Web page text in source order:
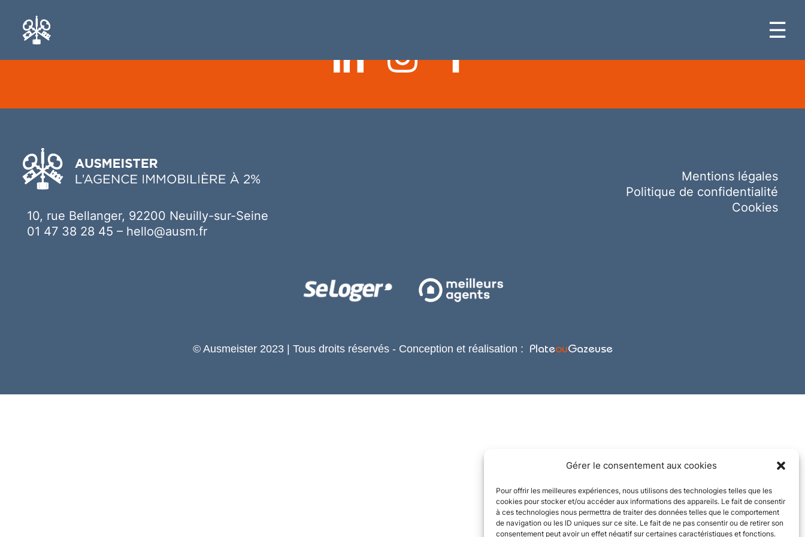
Gérer le consentement aux cookies
Pour offrir les meilleures expériences, nous utilisons des technologies telles que les
cookies pour stocker et/ou accéder aux informations des appareils. Le fait de consentir
à ces technologies nous permettra de traiter des données telles que le comportement
de navigation ou les ID uniques sur ce site. Le fait de ne pas consentir ou de retirer son
consentement peut avoir un effet négatif sur certaines caractéristiques et fonctions.
☰
10, rue Bellanger, 92200 Neuilly-sur-Seine
01 47 38 28 45 – hello@ausm.fr
Mentions légales
Politique de confidentialité
Cookies
© Ausmeister 2023 | Tous droits réservés - Conception et réalisation : PlateouGazeuse